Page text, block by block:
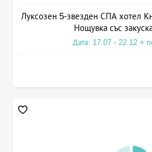
Луксозен 5-звезден СПА хотел
Нощувка със
Дата: 17.07 - 22.12 +